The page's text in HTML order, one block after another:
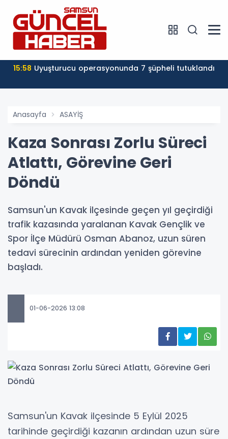
15:58 Uyuşturucu operasyonunda 7 şüpheli tutuklandı
Anasayfa ASAYİŞ
Kaza Sonrası Zorlu Süreci
Atlattı, Görevine Geri
Döndü
Samsun'un Kavak ilçesinde geçen yıl geçirdiği
trafik kazasında yaralanan Kavak Gençlik ve
Spor İlçe Müdürü Osman Abanoz, uzun süren
tedavi sürecinin ardından yeniden görevine
başladı.
01-06-2026 13:08
Samsun'un Kavak ilçesinde 5 Eylül 2025
tarihinde geçirdiği kazanın ardından uzun süre